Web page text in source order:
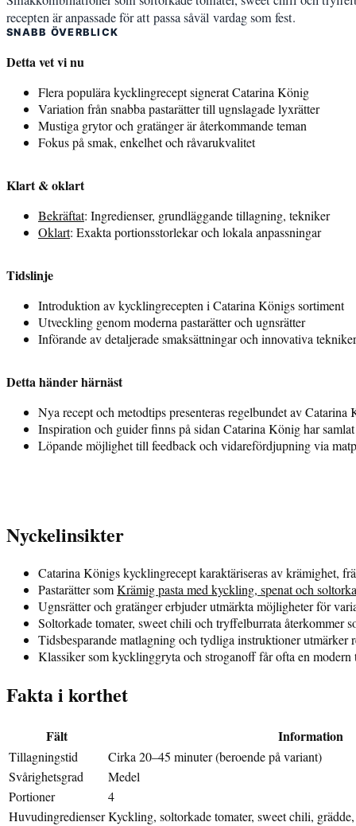
recepten är anpassade för att passa såväl vardag som fest.
SNABB ÖVERBLICK
Detta vet vi nu
Flera populära kycklingrecept signerat Catarina König
Variation från snabba pastarätter till ugnslagade lyxrätter
Mustiga grytor och gratänger är återkommande teman
Fokus på smak, enkelhet och råvarukvalitet
Klart & oklart
Bekräftat: Ingredienser, grundläggande tillagning, tekniker
Oklart: Exakta portionsstorlekar och lokala anpassningar
Tidslinje
Introduktion av kycklingrecepten i Catarina Königs sortiment
Utveckling genom moderna pastarätter och ugnsrätter
Införande av detaljerade smaksättningar och innovativa tekniker
Detta händer härnäst
Nya recept och metodtips presenteras regelbundet av Catarina
Inspiration och guider finns på sidan Catarina König har
Löpande möjlighet till feedback och vidarefördjupning via
Nyckelinsikter
Catarina Königs kycklingrecept karaktäriseras av krämighet,
Pastarätter somKrämig pasta med kyckling, spenat och
Ugnsrätter och gratänger erbjuder utmärkta möjligheter för
Soltorkade tomater, sweet chili och tryffelburrata återkommer
Tidsbesparande matlagning och tydliga instruktioner utmärker
Klassiker som kycklinggryta och stroganoff får ofta en
Fakta i korthet
Fält Information
Tillagningstid
Cirka 20–45 minuter (beroende på variant)
Svårighetsgrad
Medel
Portioner
4
HuvudingredienserKyckling, soltorkade tomater, sweet chili,